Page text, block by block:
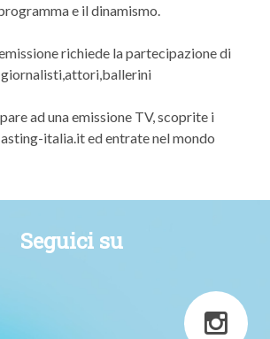
e il dinamismo.
richiede la partecipazione di
giornalisti,attori,ballerini
ad una emissione TV, scoprite i
italia.it ed entrate nel mondo
Seguici su